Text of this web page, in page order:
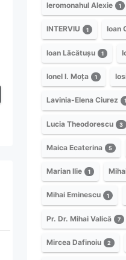
Ieromonahul Alexie 1
INTERVIU 1 Ioan
Ioan Lăcătușu 1
Ionel I. Moța 1
Lavinia-Elena Ciurez 1
Lucia Theodorescu 3
Maica Ecaterina 5
Marian Ilie 1
Mihai Eminescu 1
Pr. Dr. Mihai Valică 7
Mircea Dafinoiu 2